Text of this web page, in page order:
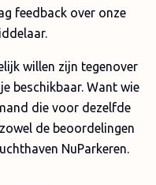
feedback over onze
willen zijn tegenover
beschikbaar. Want wie
die voor dezelfde
de beoordelingen
NuParkeren.